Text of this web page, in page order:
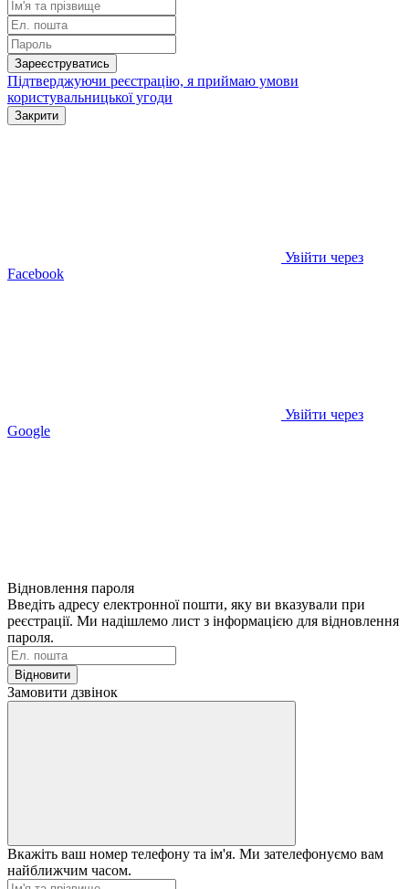
Зареєструватись
Підтверджуючи реєстрацію, я приймаю умови
користувальницької угоди
Закрити
Увійти через
Facebook
Увійти через
Google
Відновлення пароля
Введіть адресу електронної пошти, яку ви вказували при
реєстрації. Ми надішлемо лист з інформацією для відновлення
пароля.
Відновити
Замовити дзвінок
Вкажіть ваш номер телефону та ім'я. Ми зателефонуємо вам
найближчим часом.